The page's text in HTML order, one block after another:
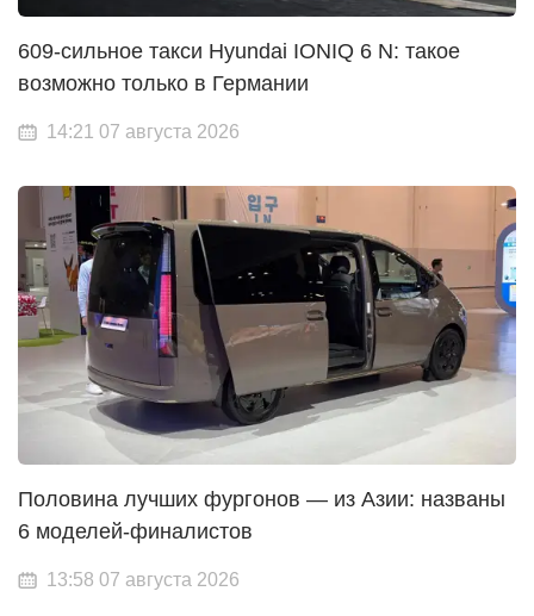
609-сильное такси Hyundai IONIQ 6 N: такое
возможно только в Германии
14:21 07 августа 2026
Половина лучших фургонов — из Азии: названы
6 моделей-финалистов
13:58 07 августа 2026